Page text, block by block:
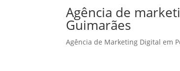
Agência de
Guimarães
Agência de Marketing Digital em